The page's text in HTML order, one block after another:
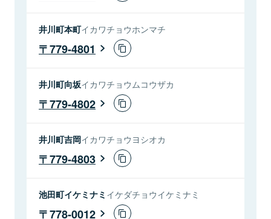
井川町本町イカワチョウホンマチ
779-4801
井川町向坂イカワチョウムコウザカ
779-4802
井川町吉岡イカワチョウヨシオカ
779-4803
池田町イケミナミ イケダチョウイケミナミ
778-0012